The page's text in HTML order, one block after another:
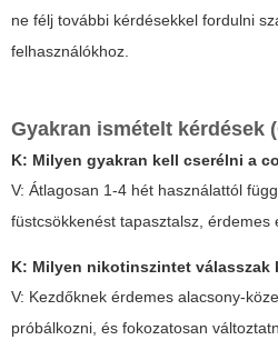
ne félj további kérdésekkel fordulni
felhasználókhoz.
Gyakran ismételt kérdések
K: Milyen gyakran kell cserélni a
V: Átlagosan 1-4 hét használattól
füstcsökkenést tapasztalsz, érdemes
K: Milyen nikotinszintet válasszak
V: Kezdőknek érdemes alacsony-
próbálkozni, és fokozatosan